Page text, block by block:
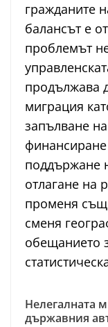
гражданите
балансът е
проблемът
продължава
миграция
запълване
поддържане
отлагане на
променя
сменя
обещанието
Нелегалната
държавния